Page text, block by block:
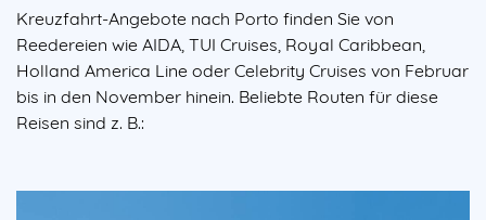
Kreuzfahrt-Angebote nach Porto finden Sie von
Reedereien wie AIDA, TUI Cruises, Royal Caribbean,
Holland America Line oder Celebrity Cruises von Februar
bis in den November hinein. Beliebte Routen für diese
Reisen sind z. B.: